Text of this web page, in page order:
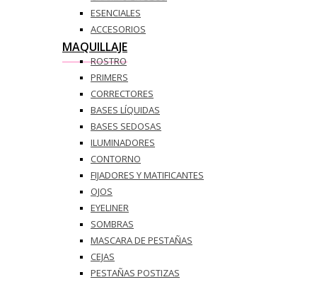
ESENCIALES
ACCESORIOS
MAQUILLAJE
ROSTRO
PRIMERS
CORRECTORES
BASES LÍQUIDAS
BASES SEDOSAS
ILUMINADORES
CONTORNO
FIJADORES Y MATIFICANTES
OJOS
EYELINER
SOMBRAS
MASCARA DE PESTAÑAS
CEJAS
PESTAÑAS POSTIZAS